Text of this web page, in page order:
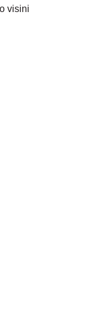
visini
pretraga